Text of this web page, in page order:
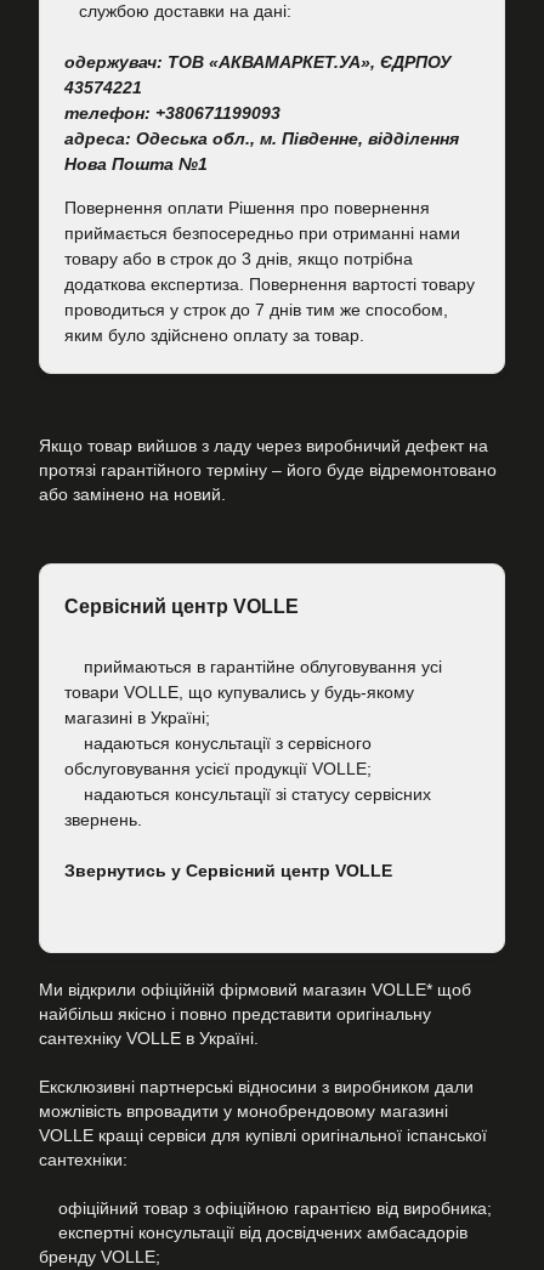
cлужбою доставки на дані:
одержувач: ТОВ «АКВАМАРКЕТ.УА», ЄДРПОУ
43574221
телефон: +380671199093
адреса: Одеська обл., м. Південне, відділення
Нова Пошта №1
Повернення оплати Рішення про повернення
приймається безпосередньо при отриманні нами
товару або в строк до 3 днів, якщо потрібна
додаткова експертиза. Повернення вартості товару
проводиться у строк до 7 днів тим же способом,
яким було здійснено оплату за товар.
Якщо товар вийшов з ладу через виробничий дефект на
протязі гарантійного терміну – його буде відремонтовано
або замінено на новий.
Сервісний центр VOLLE
приймаються в гарантійне облуговування усі
товари VOLLE, що купувались у будь-якому
магазині в Україні;
надаються конусльтації з сервісного
обслуговування усієї продукції VOLLE;
надаються консультації зі статусу сервісних
звернень.
Звернутись у Сервісний центр VOLLE
Ми відкрили офіційній фірмовий магазин VOLLE* щоб
найбільш якісно і повно представити оригінальну
сантехніку VOLLE в Україні.
Ексклюзивні партнерські відносини з виробником дали
можлівість впровадити у монобрендовому магазині
VOLLE кращі сервіси для купівлі оригінальної іспанської
сантехніки:
офіційний товар з офіційною гарантією від виробника;
експертні консультації від досвідчених амбасадорів
бренду VOLLE;